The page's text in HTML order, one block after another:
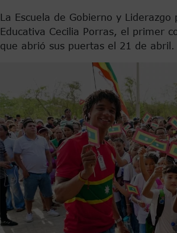
La Escuela de Gobierno y
Educativa Cecilia Porras, el primer
que abrió sus puertas el 21 de abril.
Imagen de portada